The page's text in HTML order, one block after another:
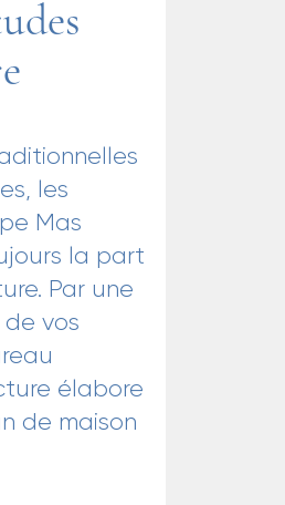
les
Mas
la part
Par une
vos
élabore
de maison